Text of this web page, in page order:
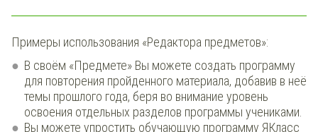
Примеры использования «Редактора предметов»:
В своём «Предмете» Вы можете создать программу
для повторения пройденного материала, добавив в неё
темы прошлого года, беря во внимание уровень
освоения отдельных разделов программы учениками.
Вы можете упростить обучающую программу ЯКласс